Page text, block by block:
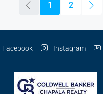
1 2
Facebook Instagram